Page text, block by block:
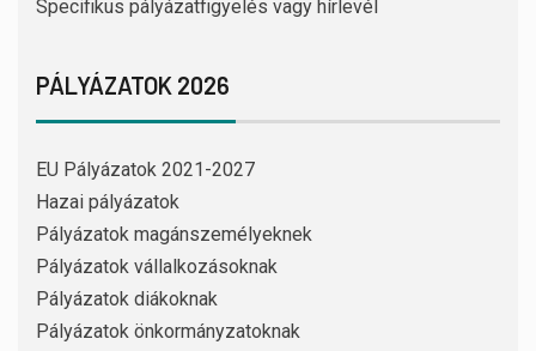
Specifikus pályázatfigyelés vagy hírlevél
PÁLYÁZATOK 2026
EU Pályázatok 2021-2027
Hazai pályázatok
Pályázatok magánszemélyeknek
Pályázatok vállalkozásoknak
Pályázatok diákoknak
Pályázatok önkormányzatoknak